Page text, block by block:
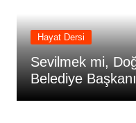
Hayat Dersi
Sevilmek mi,
Belediye